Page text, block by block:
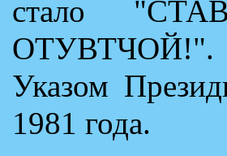
стало
OТУВТЧОЙ!".
Указом
1981 года.